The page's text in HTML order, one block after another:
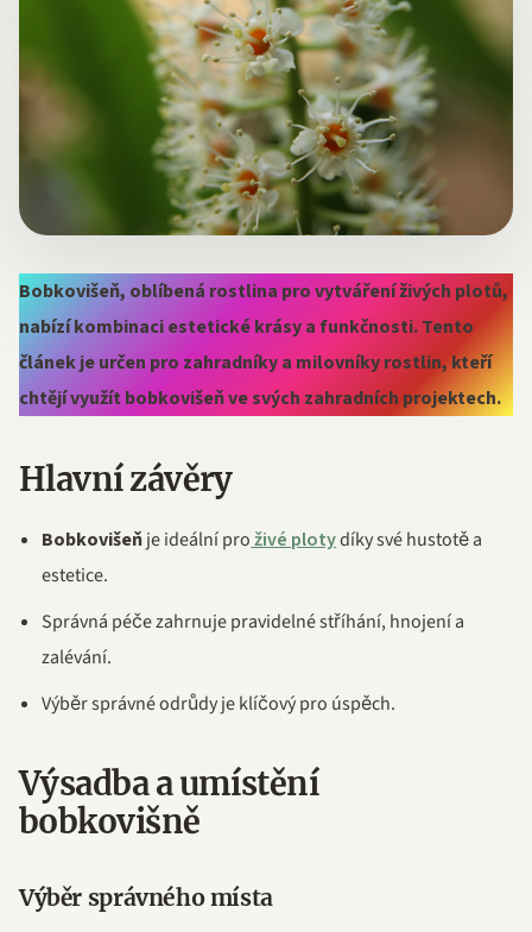
Bobkovišeň, oblíbená rostlina pro vytváření živých plotů,
nabízí kombinaci estetické krásy a funkčnosti. Tento
článek je určen pro zahradníky a milovníky rostlin, kteří
chtějí využít bobkovišeň ve svých zahradních projektech.
Hlavní závěry
Bobkovišeňje ideální proživé plotydíky své hustotě a
estetice.
Správná péče zahrnuje pravidelné stříhání, hnojení a
zalévání.
Výběr správné odrůdy je klíčový pro úspěch.
Výsadba a umístění
bobkovišně
Výběr správného místa